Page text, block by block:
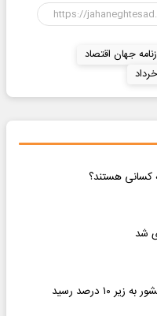
جهان اقتصاد
هستند؟
شد